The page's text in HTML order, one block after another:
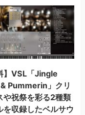
】VSL「Jingle
Pummerin」クリ
や祝祭を彩る2種類
を収録したベルサウ